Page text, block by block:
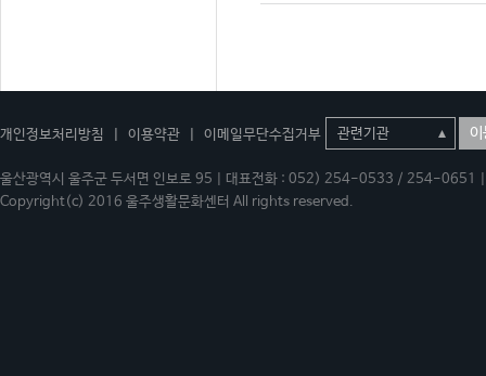
개인정보처리방침 이용약관 이메일무단수집거부 이
울산광역시 울주군 두서면 인보로 95 | 대표전화 : 052) 254-0533 / 254-
Copyright(c) 2016 울주생활문화센터 All rights reserved.